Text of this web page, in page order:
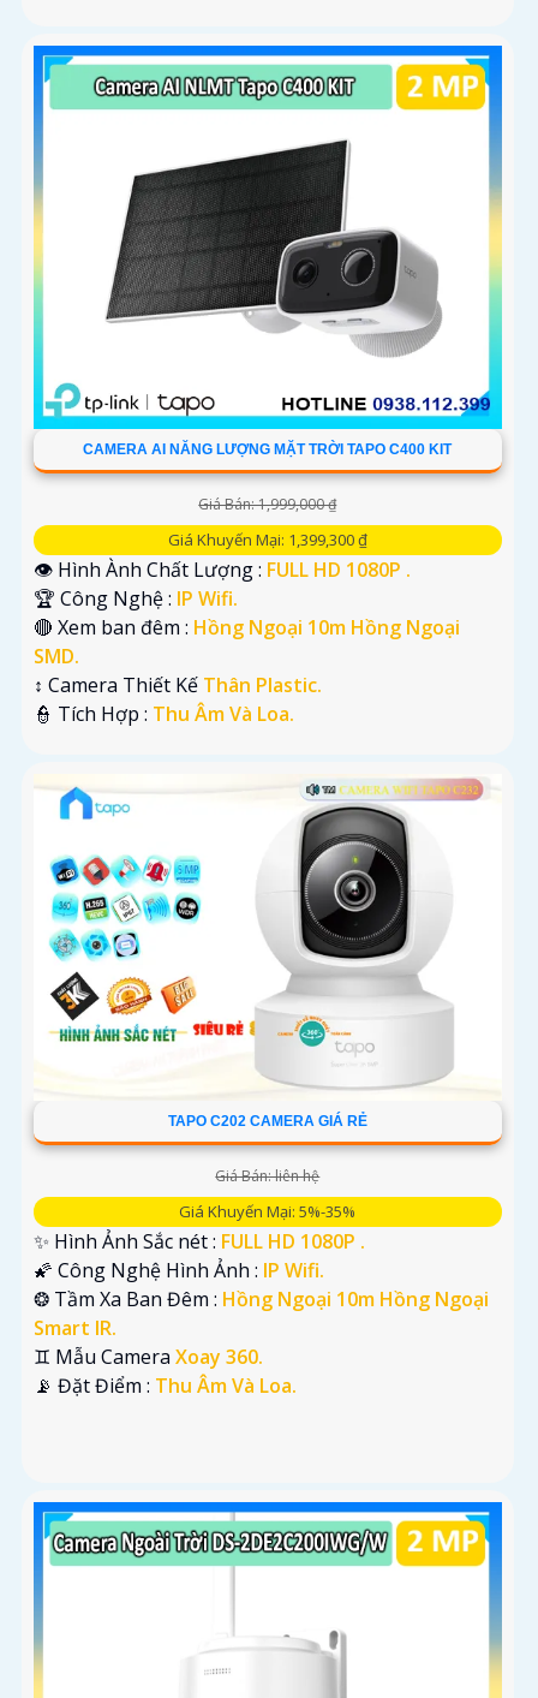
CAMERA AI NĂNG LƯỢNG MẶT TRỜI TAPO C400 KIT
Giá Bán: 1,999,000 ₫
Giá Khuyến Mại: 1,399,300 ₫
👁 Hình Ành Chất Lượng : FULL HD 1080P .
🏆 Công Nghệ : IP Wifi.
🔴 Xem ban đêm : Hồng Ngoại 10m Hồng Ngoại
SMD.
↕️ Camera Thiết Kế Thân Plastic.
️👮 Tích Hợp : Thu Âm Và Loa.
TAPO C202 CAMERA GIÁ RẺ
Giá Bán: liên hệ
Giá Khuyến Mại: 5%-35%
✨ Hình Ảnh Sắc nét : FULL HD 1080P .
🌠 Công Nghệ Hình Ảnh : IP Wifi.
❂ Tầm Xa Ban Đêm : Hồng Ngoại 10m Hồng Ngoại
Smart IR.
♊ Mẫu Camera Xoay 360.
️📡 Đặt Điểm : Thu Âm Và Loa.